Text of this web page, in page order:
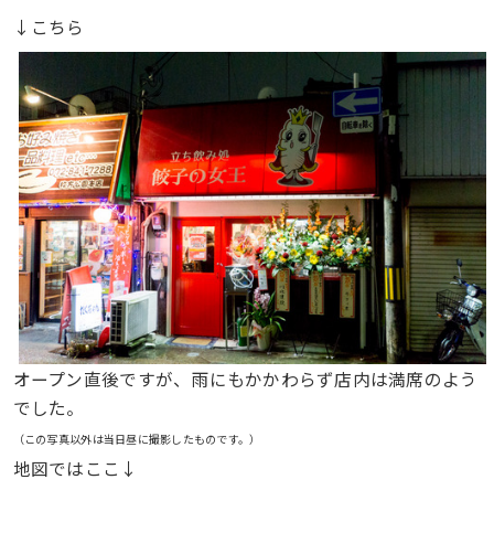
↓こちら
オープン直後ですが、雨にもかかわらず店内は満席のよう
でした。
（この写真以外は当日昼に撮影したものです。）
地図ではここ↓